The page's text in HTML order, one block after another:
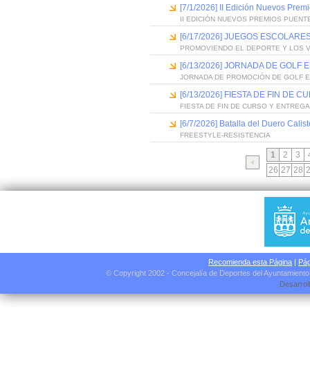
[7/1/2026] II Edición Nuevos
II EDICIÓN NUEVOS PREMIOS
[6/17/2026] JUEGOS
PROMOVIENDO EL DEPORTE Y LOS
[6/13/2026] JORNADA DE GOLF
JORNADA DE PROMOCIÓN DE GOLF
[6/13/2026] FIESTA DE FIN DE
FIESTA DE FIN DE CURSO Y
[6/7/2026] Batalla del Duero
FREESTYLE-RESISTENCIA
1 2 3
26 27 28
Recomienda esta Página |
© Copyright 2002 - Concejalía de Deportes del